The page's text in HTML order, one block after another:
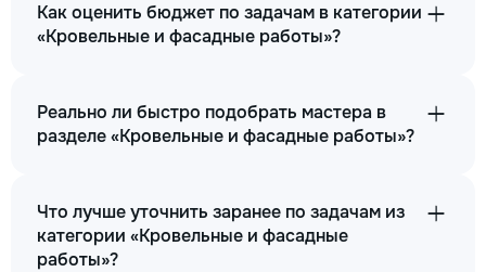
Как оценить бюджет по задачам в категории
«Кровельные и фасадные работы»?
Реально ли быстро подобрать мастера в
разделе «Кровельные и фасадные работы»?
Что лучше уточнить заранее по задачам из
категории «Кровельные и фасадные
работы»?